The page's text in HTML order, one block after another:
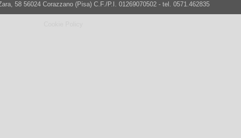
58 56024 Corazzano (Pisa) C.F./P.I. 01269070502 - tel. 0571.462835